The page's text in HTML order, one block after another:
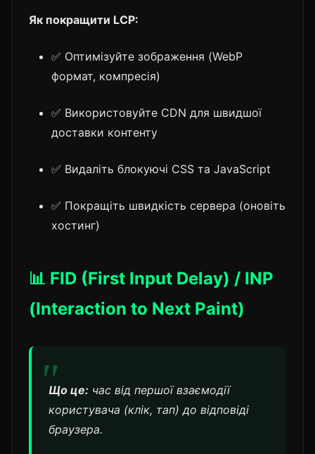
Як покращити LCP:
✅ Оптимізуйте зображення (WebP
формат, компресія)
✅ Використовуйте CDN для швидшої
доставки контенту
✅ Видаліть блокуючі CSS та JavaScript
✅ Покращіть швидкість сервера (оновіть
хостинг)
📊 FID (First Input Delay) / INP
(Interaction to Next Paint)
Що це: час від першої взаємодії
користувача (клік, тап) до відповіді
браузера.